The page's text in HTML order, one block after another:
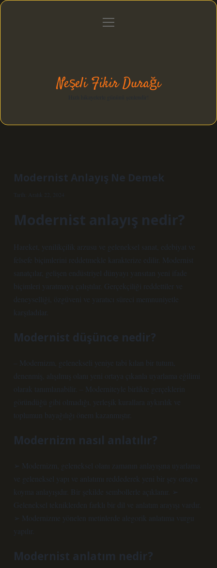
Gizlilik Politikası
menüyü
Neşeli Fikir Durağı
Modernist Anlayış Ne Demek
Tarih: Aralık 22, 2024
Modernist anlayış nedir?
Hareket, yenilikçilik arzusu ve geleneksel sanat, edebiyat ve
felsefe biçimlerini reddetmekle karakterize edilir. Modernist
sanatçılar, gelişen endüstriyel dünyayı yansıtan yeni ifade
biçimleri yaratmaya çalıştılar. Gerçekçiliği reddettiler ve
deneyselliği, özgüveni ve yaratıcı süreci memnuniyetle
karşıladılar.
Modernist düşünce nedir?
– Modernizm, gelenekseli yeniye tabi kılan bir tutum,
denenmiş, alışılmış olanı yeni ortaya çıkanla uyarlama eğilimi
olarak tanımlanabilir. – Moderniteyle birlikte gerçeklerin
göründüğü gibi olmadığı, yerleşik kurallara aykırılık ve
toplumun bayağılığı önem kazanmıştır.
Modernizm nasıl anlatılır?
➢ Modernizm, geleneksel olanı zamanın anlayışına uyarlama
ve geleneksel yapı ve anlatımı reddederek yeni bir şey ortaya
koyma anlayışıdır. Bir şekilde sembollerle açıklanır. ➢
Geleneksel tekniklerden farklı bir dil ve anlatım arayışı vardır.
➢ Modernizme yönelen metinlerde alegorik anlatıma vurgu
yapılır.
Modernist anlatım nedir?